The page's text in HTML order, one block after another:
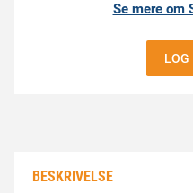
Se mere om
LOG
BESKRIVELSE